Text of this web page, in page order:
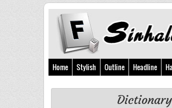
Home Stylish Outline Headline
Dictionary